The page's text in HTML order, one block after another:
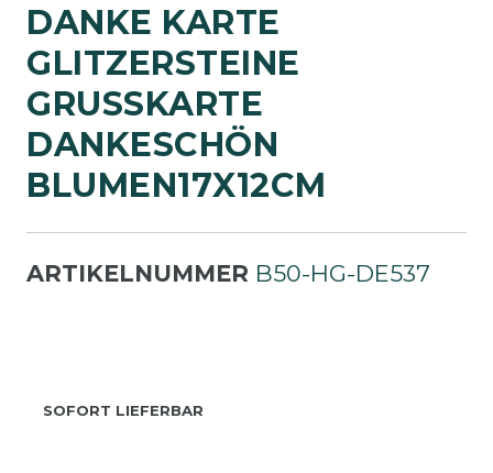
DANKE KARTE
GLITZERSTEINE
GRUSSKARTE D
ANKESCHÖN B
LUMEN17X12CM
ARTIKELNUMMER B50-HG-DE537
SOFORT LIEFERBAR